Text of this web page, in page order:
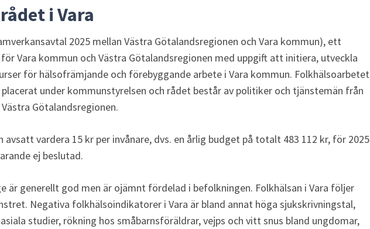
i Vara
2025 mellan Västra Götalandsregionen och Vara kommun), ett
Vara kommun och Västra Götalandsregionen med uppgift att initiera, utveckla
för hälsofrämjande och förebyggande arbete i Vara kommun. Folkhälsoarbetet
under kommunstyrelsen och rådet består av politiker och tjänstemän från
Götalandsregionen.
avsatt vardera 15 kr per invånare, dvs. en årlig budget på totalt 483 112 kr, för 2025
ej beslutad.
är generellt god men är ojämnt fördelad i befolkningen. Folkhälsan i Vara följer
Negativa folkhälsoindikatorer i Vara är bland annat höga sjukskrivningstal,
studier, rökning hos småbarnsföräldrar, vejps och vitt snus bland ungdomar,